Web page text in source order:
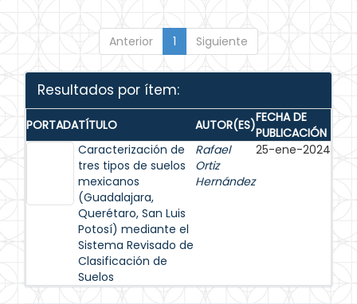
Anterior 1 Siguiente
Resultados por ítem:
PORTADATÍTULO AUTOR(ES)FECHA DE
PUBLICACIÓN
Caracterización de
tres tipos de suelos
mexicanos
(Guadalajara,
Querétaro, San Luis
Potosí) mediante el
Sistema Revisado de
Clasificación de
Suelos
Rafael
Ortiz
Hernández
25-ene-2024